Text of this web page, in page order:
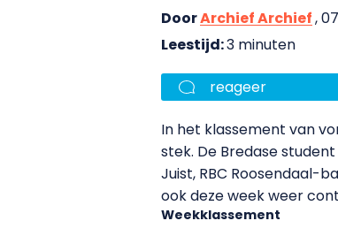
DoorArchief Archief,
Leestijd:3 minuten
reageer
In het klassement van
stek. De Bredase
Juist, RBC Roosendaal-
ook deze week weer
Weekklassement